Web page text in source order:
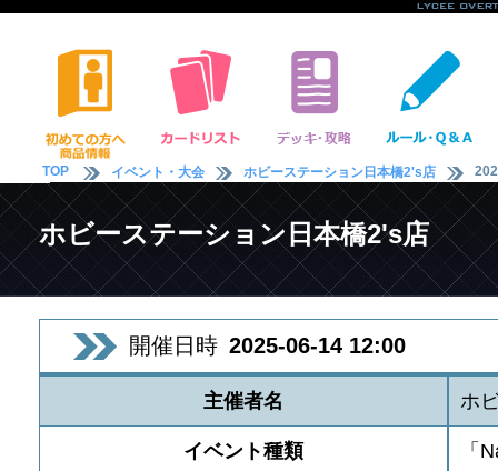
TOP イベント・大会 ホビーステーション日本橋2's店
ホビーステーション日本橋2's店
開催日時 2025-06-14 12:00
主催者名 ホ
イベント種類 「